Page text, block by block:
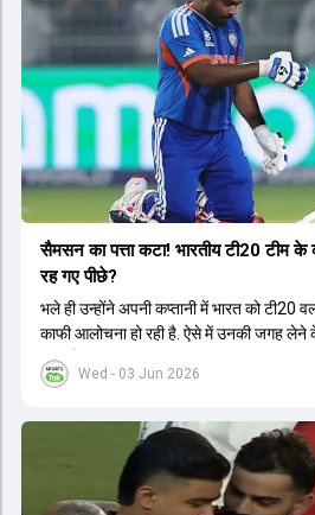
Wed - 03 Jun 2026
सैमसन का पत्ता कटा! भारतीय टी20 टीम
रह गए पीछे?
भले ही उन्होंने अपनी कप्तानी में भारत को टी20
काफी आलोचना हो रही है. ऐसे में उनकी जगह लेने के
चुकी है.